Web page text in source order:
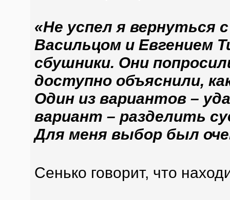
«Не успел я вернуться
Васильцом и Евгением
сбушники. Они
доступно объяснили,
Один из вариантов –
вариант – разделить
Для меня выбор был
Сенько говорит, что